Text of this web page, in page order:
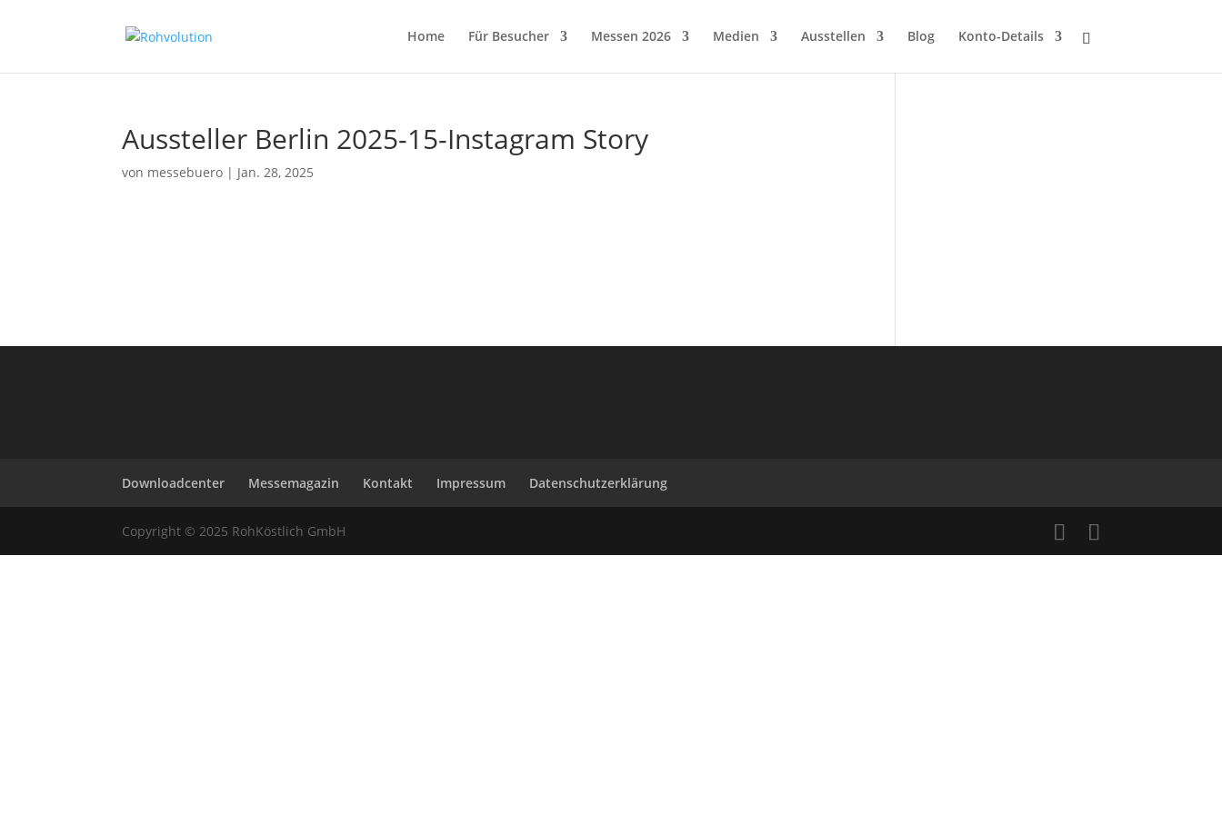
Home Für Besucher Messen 2026 Medien Ausstellen Blog Konto-Details
Aussteller Berlin 2025-15-Instagram Story
von messebuero | Jan. 28, 2025
Downloadcenter Messemagazin Kontakt Impressum Datenschutzerklärung
Copyright © 2025 RohKöstlich GmbH